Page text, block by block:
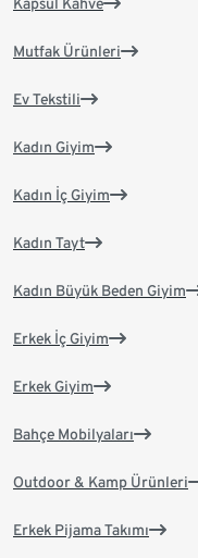
Kapsül Kahve
Mutfak Ürünleri
Ev Tekstili
Kadın Giyim
Kadın İç Giyim
Kadın Tayt
Kadın Büyük Beden Giyim
Erkek İç Giyim
Erkek Giyim
Bahçe Mobilyaları
Outdoor & Kamp Ürünleri
Erkek Pijama Takımı